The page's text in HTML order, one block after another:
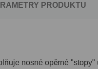
PRODUKTU
nosné opěrné